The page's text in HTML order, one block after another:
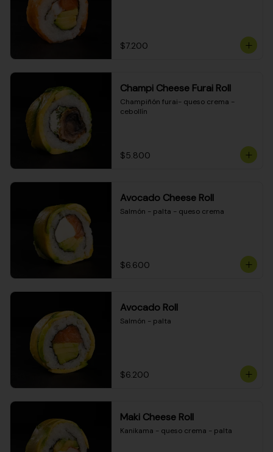
$7.200
Champi Cheese Furai Roll
Champiñón furai- queso crema -
cebollín
$5.800
Avocado Cheese Roll
Salmón - palta - queso crema
$6.600
Avocado Roll
Salmón - palta
$6.200
Maki Cheese Roll
Kanikama - queso crema - palta